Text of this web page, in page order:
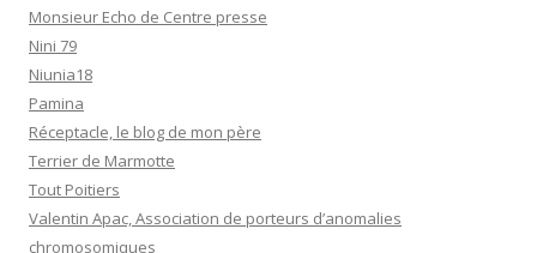
Monsieur Echo de Centre presse
Nini 79
Niunia18
Pamina
Réceptacle, le blog de mon père
Terrier de Marmotte
Tout Poitiers
Valentin Apac, Association de porteurs d’anomalies
chromosomiques